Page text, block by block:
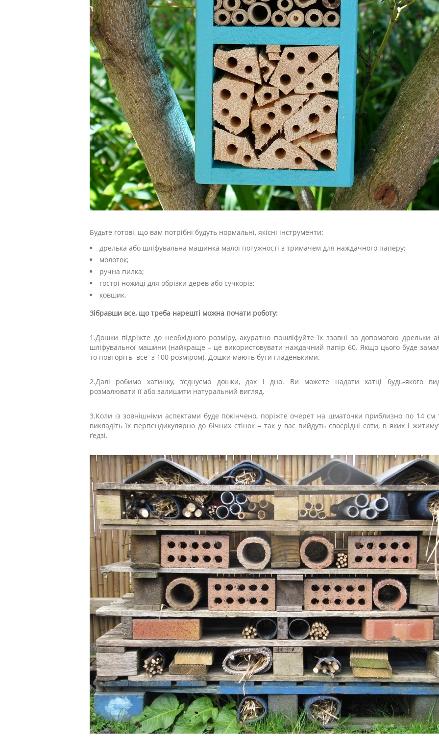
Будьте готові, що вам потрібні будуть нормальні, якісні інструменти:
дрелька або шліфувальна машинка малої потужності з тримачем для наждачного паперу;
молоток;
ручна пилка;
гострі ножиці для обрізки дерев або сучкоріз;
ковшик.
Зібравши все, що треба нарешті можна почати роботу:
1.Дошки підріжте до необхідного розміру, акуратно пошліфуйте їх ззовні за допомогою дрельки
шліфувальної машини (найкраще – це використовувати наждачний папір 60. Якщо цього буде
то повторіть все з 100 розміром). Дошки мають бути гладенькими.
2.Далі робимо хатинку, з’єднуємо дошки, дах і дно. Ви можете надати хатці будь-якого
розмалювати її або залишити натуральний вигляд.
3.Коли із зовнішніми аспектами буде покінчено, поріжте очерет на шматочки приблизно по 14 см
викладіть їх перпендикулярно до бічних стінок – так у вас вийдуть своєрідні соти, в яких і
ґедзі.